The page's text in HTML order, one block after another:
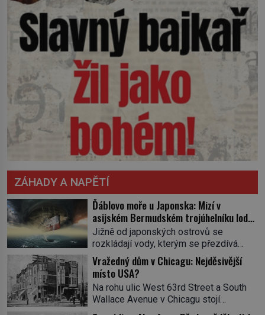
ZÁHADY A NAPĚTÍ
Ďáblovo moře u Japonska: Mizí v
asijském Bermudském trojúhelníku lodě
ve spárech neznámé síly?
Jižně od japonských ostrovů se
rozkládají vody, kterým se přezdívá
Ďáblovo moře. Vypráví se o lodích
mizejících beze stopy, podivných
světlech, zrádných proudech i mořských
dracích, kteří měli tyto končiny střežit už
v dávných legendách. Je tichomořský
Vražedný dům v Chicagu: Nejděsivější
místo USA?
Na rohu ulic West 63rd Street a South
Wallace Avenue v Chicagu stojí
nenápadná pošta. Nemá žádný speciální